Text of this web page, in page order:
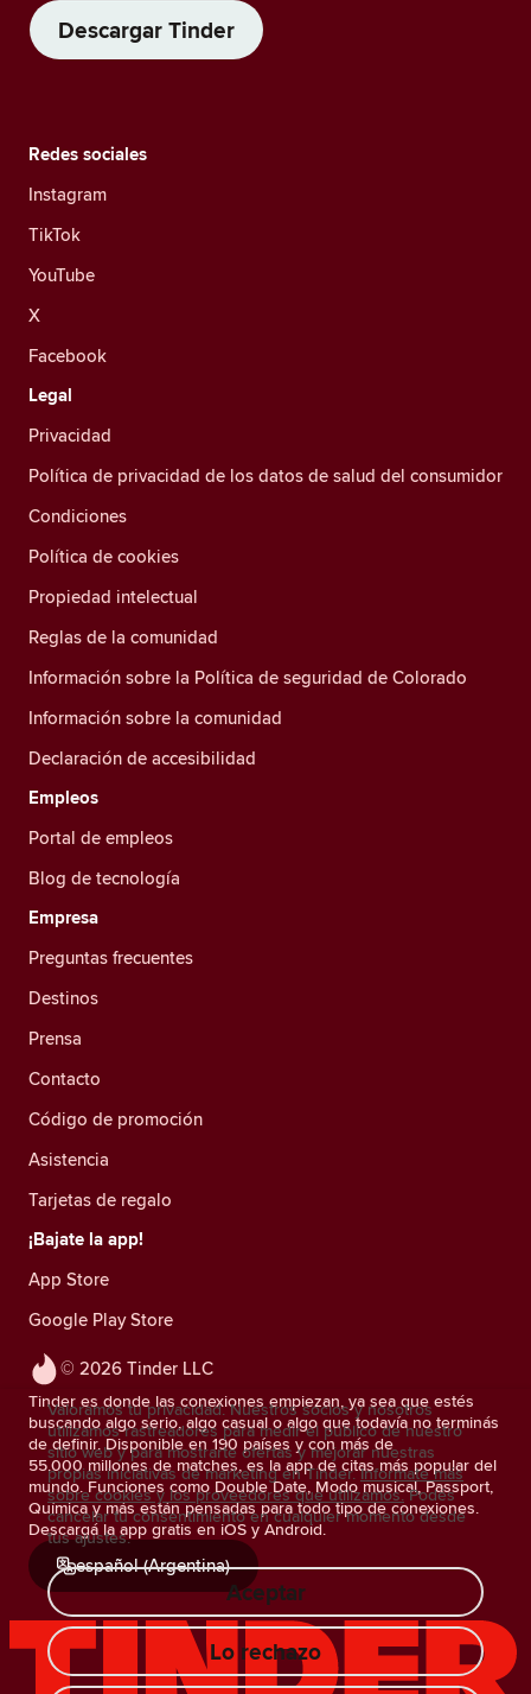
Descargar Tinder
© 2026 Tinder LLC
Tinder es donde las conexiones empiezan, ya sea que estés
buscando algo serio, algo casual o algo que todavía no terminás
de definir. Disponible en 190 países y con más de
55.000 millones de matches, es la app de citas más popular del
mundo. Funciones como Double Date, Modo musical, Passport,
Química y más están pensadas para todo tipo de conexiones.
Descargá la app gratis en iOS y Android.
español (Argentina)
Redes sociales
Instagram
TikTok
YouTube
X
Facebook
Legal
Privacidad
Política de privacidad de los datos de salud del consumidor
Condiciones
Política de cookies
Propiedad intelectual
Reglas de la comunidad
Información sobre la Política de seguridad de Colorado
Información sobre la comunidad
Declaración de accesibilidad
Empleos
Portal de empleos
Blog de tecnología
Empresa
Preguntas frecuentes
Destinos
Prensa
Contacto
Código de promoción
Asistencia
Tarjetas de regalo
¡Bajate la app!
App Store
Google Play Store
Valoramos tu privacidad. Nuestros socios y nosotros
utilizamos rastreadores para medir el público de nuestro
sitio web y para mostrarte ofertas y mejorar nuestras
propias iniciativas de marketing en Tinder. Informate más
sobre cookies y los proveedores que utilizamos. Podés
cancelar tu consentimiento en cualquier momento desde
tus ajustes.
Aceptar
Lo rechazo